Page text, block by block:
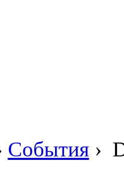
События ›